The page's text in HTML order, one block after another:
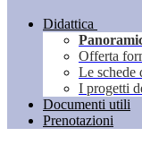
Didattica
Offerta
Le schede
I progetti
Documenti utili
Prenotazioni